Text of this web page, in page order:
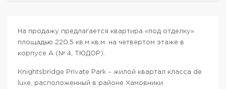
На продажу предлагается квартира «под отделку»
площадью 220,5 кв.м кв.м. на четвертом этаже в
корпусе А (№ 4, ТЮДОР).
Knightsbridge Private Park – жилой квартал класса de
luxe, расположенный в районе Хамовники.